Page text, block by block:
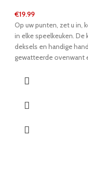
€19.99
Op uw punten, zet u in,
in elke speelkeuken.
deksels en handige
gewatteerde ovenwant
levendige kleuren van
hun fijne motorische
beginnen!